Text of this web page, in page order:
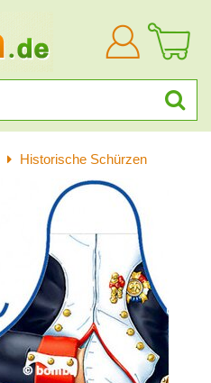
Anmelden
Historische Schürzen